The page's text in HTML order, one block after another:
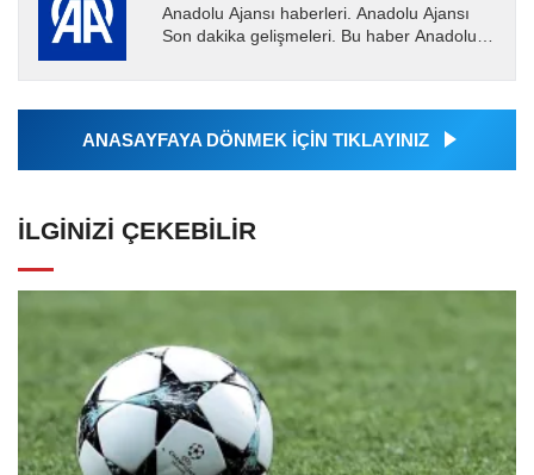
Anadolu Ajansı haberleri. Anadolu Ajansı
Son dakika gelişmeleri. Bu haber Anadolu
Ajansı tarafından...
ANASAYFAYA DÖNMEK İÇİN TIKLAYINIZ
İLGINIZI ÇEKEBILIR